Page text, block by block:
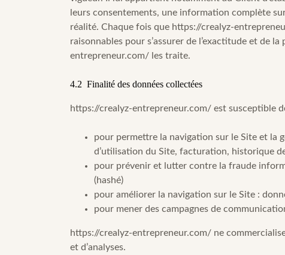
leurs consentements, une information complète
réalité. Chaque fois que https://crealyz-
raisonnables pour s’assurer de l’exactitude et de
entrepreneur.com/ les traite.
4.2 Finalité des données collectées
https://crealyz-entrepreneur.com/ est susceptible
pour permettre la navigation sur le Site et la
d’utilisation du Site, facturation, historique
pour prévenir et lutter contre la fraude
(hashé)
pour améliorer la navigation sur le Site :
pour mener des campagnes de
https://crealyz-entrepreneur.com/ ne
et d’analyses.